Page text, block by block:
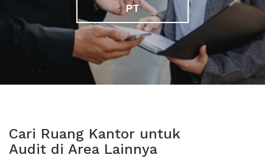
PT
Cari Ruang Kantor untuk
Audit di Area Lainnya